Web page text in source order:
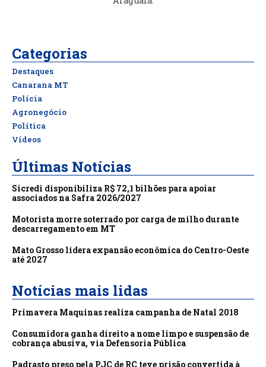
Categorias
Destaques
Canarana MT
Polícia
Agronegócio
Política
Vídeos
Últimas Notícias
Sicredi disponibiliza R$ 72,1 bilhões para apoiar
associados na Safra 2026/2027
Motorista morre soterrado por carga de milho durante
descarregamento em MT
Mato Grosso lidera expansão econômica do Centro-Oeste
até 2027
Notícias mais lidas
Primavera Maquinas realiza campanha de Natal 2018
Consumidora ganha direito a nome limpo e suspensão de
cobrança abusiva, via Defensoria Pública
Padrasto preso pela PJC de RC teve prisão convertida à